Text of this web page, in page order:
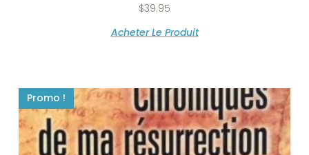
$39.95
Acheter Le Produit
Promo !